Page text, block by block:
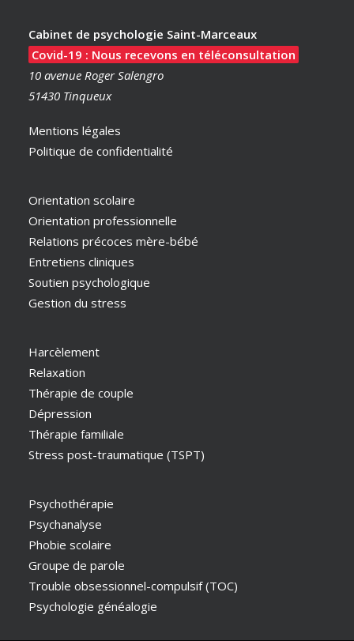
Cabinet de psychologie Saint-Marceaux
Covid-19 : Nous recevons en téléconsultation
10 avenue Roger Salengro
51430 Tinqueux
Mentions légales
Politique de confidentialité
Orientation scolaire
Orientation professionnelle
Relations précoces mère-bébé
Entretiens cliniques
Soutien psychologique
Gestion du stress
Harcèlement
Relaxation
Thérapie de couple
Dépression
Thérapie familiale
Stress post-traumatique (TSPT)
Psychothérapie
Psychanalyse
Phobie scolaire
Groupe de parole
Trouble obsessionnel-compulsif (TOC)
Psychologie généalogie